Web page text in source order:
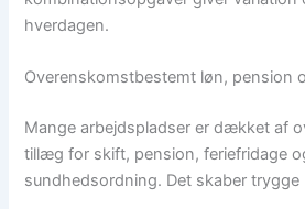
hverdagen.
Overenskomstbestemt løn, pension
Mange arbejdspladser er dækket af
tillæg for skift, pension, feriefridage
sundhedsordning. Det skaber trygge